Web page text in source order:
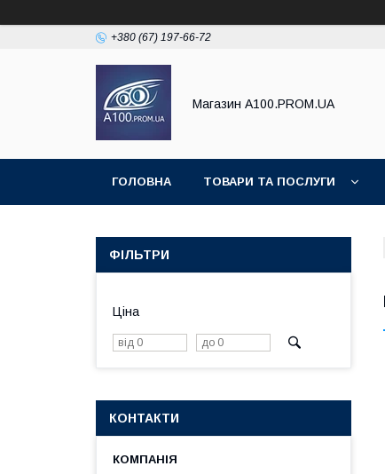
+380 (67) 197-66-72
Магазин A100.PROM.UA
ГОЛОВНА ТОВАРИ ТА ПОСЛУГИ
ФІЛЬТРИ
Ціна
КОНТАКТИ